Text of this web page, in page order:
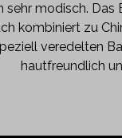
modisch.
kombiniert zu
veredelten
hautfreundlich